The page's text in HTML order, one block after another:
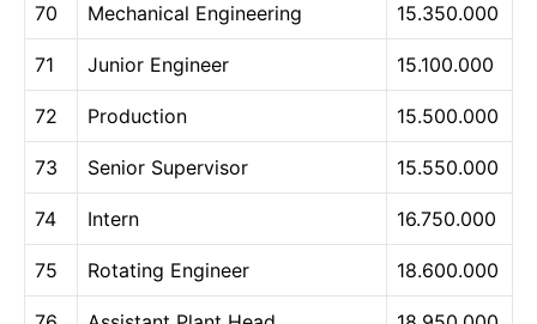
70 Mechanical Engineering 15.350.000
71 Junior Engineer 15.100.000
72 Production 15.500.000
73 Senior Supervisor 15.550.000
74 Intern 16.750.000
75 Rotating Engineer 18.600.000